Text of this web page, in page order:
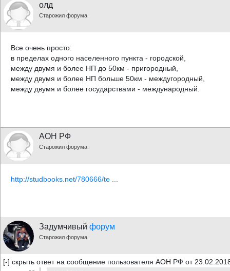
олд
Старожил форума
Все очень просто:
в пределах одного населенного пункта - городской,
между двумя и более НП до 50км - пригородный,
между двумя и более НП больше 50км - междугородный,
между двумя и более государствами - международный.
АОН РФ
Старожил форума
http://studbooks.net/780666/te ...
Задумчивый форум
Старожил форума
[-] скрыть ответ на сообщение пользователя АОН РФ от